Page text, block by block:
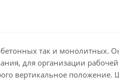
так и монолитных.
для организации
вертикальное